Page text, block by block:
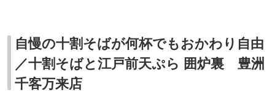
自慢の十割そばが何杯でもおかわり自由
／十割そばと江戸前天ぷら 囲炉裏 豊洲
千客万来店